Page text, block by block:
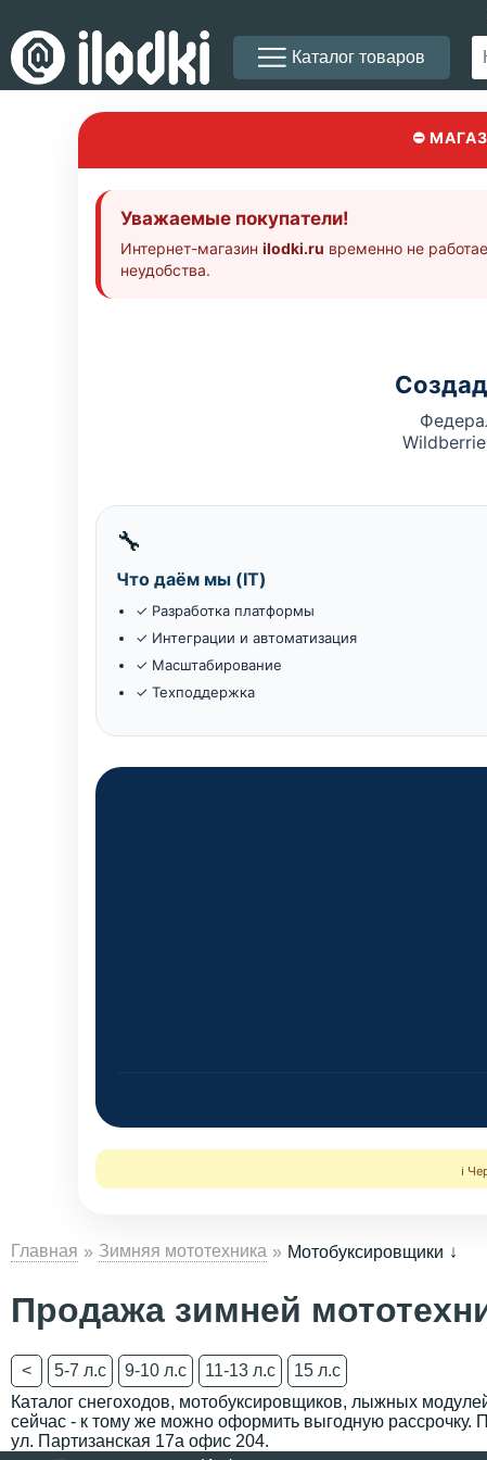
Каталог товаров
⛔
Уважаемые покупатели!
Интернет-магазин ilodki.ru временно не
неудобства.
🔧
Что даём мы (IT)
✓ Разработка платформы
✓ Интеграции и автоматизация
✓ Масштабирование
✓ Техподдержка
ℹ️
Главная Зимняя мототехника Мотобуксировщики
Продажа зимней
< 5-7 л.с 9-10 л.с 11-13 л.с
15 л.с
Каталог снегоходов, мотобуксировщиков, лыжных
сейчас - к тому же можно оформить выгодную рассрочку.
ул. Партизанская 17а офис 204.